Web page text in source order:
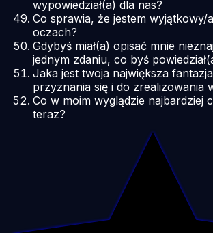
wypowiedział(a) dla nas?
Co sprawia, że jestem wyjątkowy/
oczach?
Gdybyś miał(a) opisać mnie
jednym zdaniu, co byś
Jaka jest twoja największa
przyznania się i do zrealizowania
Co w moim wyglądzie najbardziej
teraz?